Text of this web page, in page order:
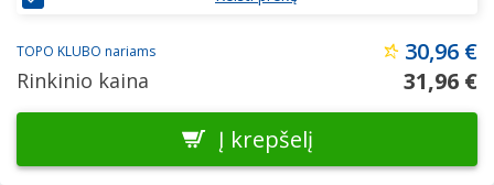
TOPO KLUBO nariams 30,96 €
Rinkinio kaina
31,96 €
Į krepšelį